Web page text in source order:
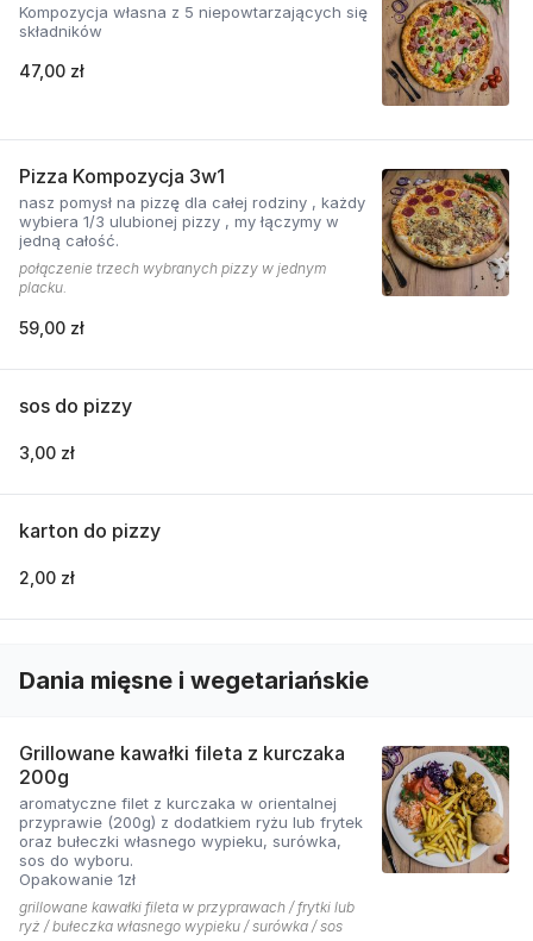
Kompozycja własna z 5 niepowtarzających się
składników
47,00 zł
Pizza Kompozycja 3w1
nasz pomysł na pizzę dla całej rodziny , każdy
wybiera 1/3 ulubionej pizzy , my łączymy w
jedną całość.
połączenie trzech wybranych pizzy w jednym
placku.
59,00 zł
sos do pizzy
3,00 zł
karton do pizzy
2,00 zł
Dania mięsne i wegetariańskie
Grillowane kawałki fileta z kurczaka
200g
aromatyczne filet z kurczaka w orientalnej
przyprawie (200g) z dodatkiem ryżu lub frytek
oraz bułeczki własnego wypieku, surówka,
sos do wyboru.
Opakowanie 1zł
grillowane kawałki fileta w przyprawach / frytki lub
ryż / bułeczka własnego wypieku / surówka / sos